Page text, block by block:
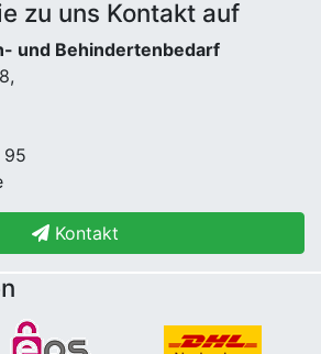
zu uns Kontakt auf
und Behindertenbedarf
Kontakt